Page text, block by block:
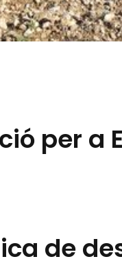
per a
de